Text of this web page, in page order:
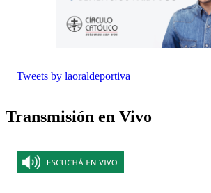
Tweets by laoraldeportiva
Transmisión en Vivo